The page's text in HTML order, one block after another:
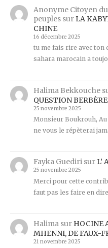
Anonyme Citoyen
peuplessur LA
CHINE
16 décembre 2025
tu me fais rire avec ton
sahara marocain a
Halima Bekkouche
QUESTION
25 novembre 2025
Monsieur Boukrouh,
ne vous le répèterai
Fayka Guedirisur L’
25 novembre 2025
Merci pour cette
faut pas les faire en
Halimasur HOCINE
MHENNI, DE FAUX-
21 novembre 2025